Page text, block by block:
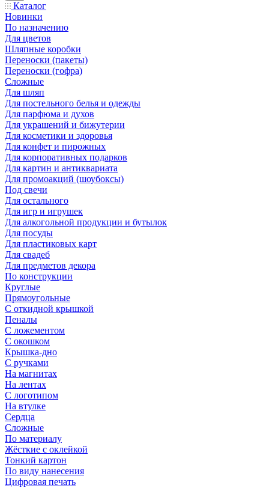
Каталог
Новинки
По назначению
Для цветов
Шляпные коробки
Переноски (пакеты)
Переноски (гофра)
Сложные
Для шляп
Для постельного белья и одежды
Для парфюма и духов
Для украшений и бижутерии
Для косметики и здоровья
Для конфет и пирожных
Для корпоративных подарков
Для картин и антиквариата
Для промоакций (шоубоксы)
Под свечи
Для остального
Для игр и игрушек
Для алкогольной продукции и бутылок
Для посуды
Для пластиковых карт
Для свадеб
Для предметов декора
По конструкции
Круглые
Прямоугольные
С откидной крышкой
Пеналы
С ложементом
С окошком
Крышка-дно
С ручками
На магнитах
На лентах
С логотипом
На втулке
Сердца
Сложные
По материалу
Жёсткие с оклейкой
Тонкий картон
По виду нанесения
Цифровая печать